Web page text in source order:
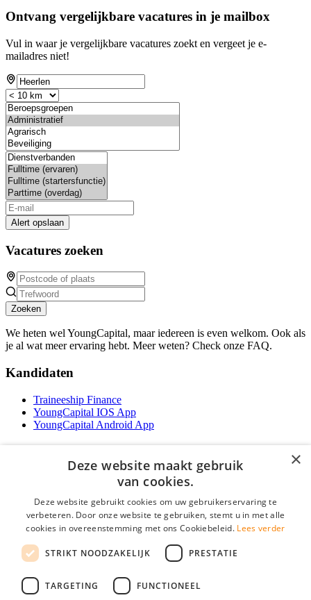
Ontvang vergelijkbare vacatures in je mailbox
Vul in waar je vergelijkbare vacatures zoekt en vergeet je e-
mailadres niet!
Alert opslaan
Vacatures zoeken
Zoeken
We heten wel YoungCapital, maar iedereen is even welkom. Ook als
je al wat meer ervaring hebt. Meer weten? Check onze FAQ.
Kandidaten
Traineeship Finance
YoungCapital IOS App
YoungCapital Android App
Contractvormen
Brochure aanvragen
Vacature aanmelden
Partners
Contact
Social
×
Deze website maakt gebruik
van cookies.
Deze website gebruikt cookies om uw gebruikerservaring te
verbeteren. Door onze website te gebruiken, stemt u in met alle
cookies in overeenstemming met ons Cookiebeleid. Lees verder
STRIKT NOODZAKELIJK PRESTATIE
TARGETING FUNCTIONEEL